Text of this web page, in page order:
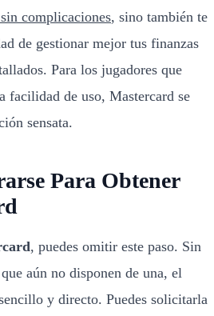
complicaciones, sino también te
de gestionar mejor tus finanzas
. Para los jugadores que
facilidad de uso, Mastercard se
sensata.
Para Obtener
, puedes omitir este paso. Sin
aún no disponen de una, el
y directo. Puedes solicitarla